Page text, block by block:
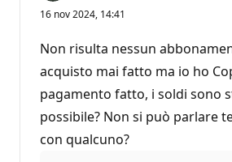
16 nov 2024, 14:41
Non risulta nessun
acquisto mai fatto ma io ho
pagamento fatto, i soldi sono
possibile? Non si può parlare
con qualcuno?